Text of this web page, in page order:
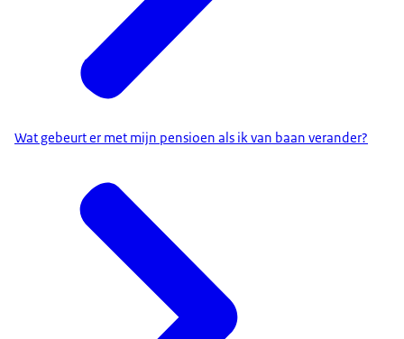
Wat gebeurt er met mijn pensioen als ik van baan verander?